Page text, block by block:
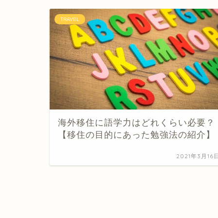
TRAVEL
海外移住に語学力はどれくらい必要？
【移住の目的にあった勉強法の紹介】
2021年3月16